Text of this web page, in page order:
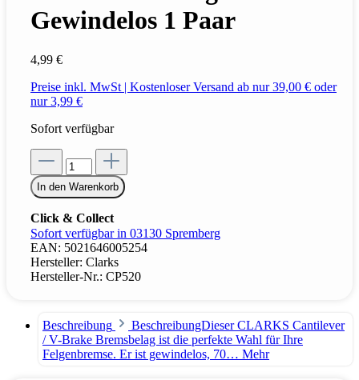
Gewindelos 1 Paar
4,99 €
Preise inkl. MwSt | Kostenloser Versand ab nur 39,00 € oder
nur 3,99 €
Sofort verfügbar
In den Warenkorb
Click & Collect
Sofort verfügbar in 03130 Spremberg
EAN: 5021646005254
Hersteller: Clarks
Hersteller-Nr.: CP520
Beschreibung
BeschreibungDieser CLARKS Cantilever
/ V-Brake Bremsbelag ist die perfekte Wahl für Ihre
Felgenbremse. Er ist gewindelos, 70… Mehr